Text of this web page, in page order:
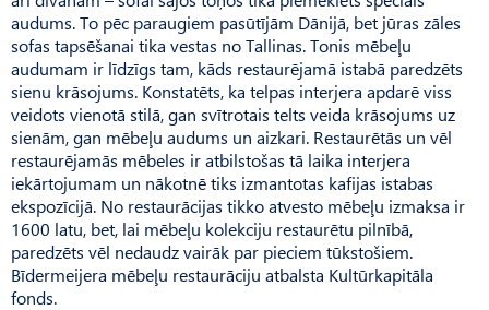
audums. To pēc paraugiem pasūtījām Dānijā, bet jūras zāles
sofas tapsēšanai tika vestas no Tallinas. Tonis mēbeļu
audumam ir līdzīgs tam, kāds restaurējamā istabā paredzēts
sienu krāsojums. Konstatēts, ka telpas interjera apdarē viss
veidots vienotā stilā, gan svītrotais telts veida krāsojums uz
sienām, gan mēbeļu audums un aizkari. Restaurētās un vēl
restaurējamās mēbeles ir atbilstošas tā laika interjera
iekārtojumam un nākotnē tiks izmantotas kafijas istabas
ekspozīcijā. No restaurācijas tikko atvesto mēbeļu izmaksa ir
1600 latu, bet, lai mēbeļu kolekciju restaurētu pilnībā,
paredzēts vēl nedaudz vairāk par pieciem tūkstošiem.
Bīdermeijera mēbeļu restaurāciju atbalsta Kultūrkapitāla
fonds.